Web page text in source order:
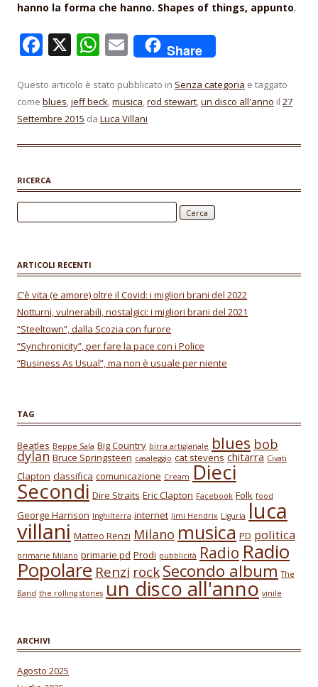
hanno la forma che hanno. Shapes of things, appunto.
F
e
b
k
X W
at
s
p
E
m
ai
l
Share
Questo articolo è stato pubblicato in Senza categoria e taggato
come blues,jeff beck,musica,rod stewart,un disco all'anno il 27
Settembre 2015 da Luca Villani
RICERCA
ARTICOLI RECENTI
C’è vita (e amore) oltre il Covid: i migliori brani del 2022
Notturni, vulnerabili, nostalgici: i migliori brani del 2021
“Steeltown”, dalla Scozia con furore
“Synchronicity”, per fare la pace con i Police
“Business As Usual”, ma non è usuale per niente
TAG
Beatles Beppe Sala Big Country birra artigianale blues bob
dylan Bruce Springsteen casaleggio cat stevens chitarra Civati
Clapton classifica comunicazione Cream Dieci
Secondi Dire Straits Eric Clapton Facebook Folk food
George Harrison Inghilterra internet Jimi Hendrix Liguria luca
villani Matteo Renzi Milano musica PD politica
primarie Milano primarie pd Prodi pubblicità Radio Radio
Popolare Renzi rockSecondo album The
Band the rolling stones un disco all'anno vinile
ARCHIVI
Agosto 2025